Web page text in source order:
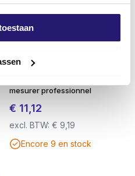
) : pour une prise
grâce à un faible coefficient
filets fins.
d’œil :
Stanley Tape Measure 8m x
mesurer professionnel
€ 11,12
excl. BTW:€ 9,19
Encore 9 en stock